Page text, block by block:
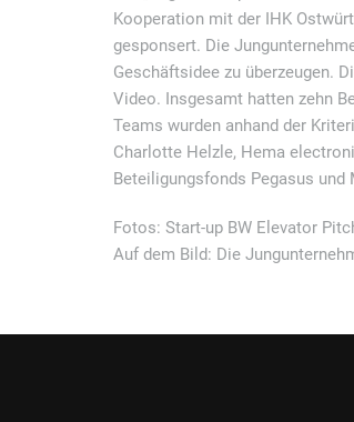
Kooperation mit der IHK
gesponsert. Die
Geschäftsidee zu überzeugen.
Video. Insgesamt hatten zehn
Teams wurden anhand der
Charlotte Helzle, Hema
Beteiligungsfonds Pegasus und
Fotos: Start-up BW Elevator
Auf dem Bild: Die